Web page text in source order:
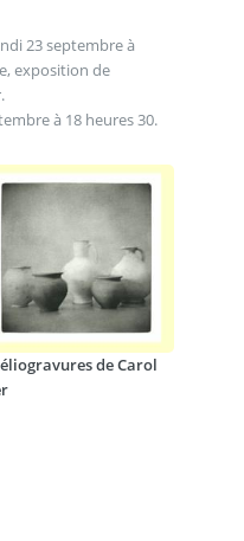
23 septembre à
exposition de
à 18 heures 30.
de Carol